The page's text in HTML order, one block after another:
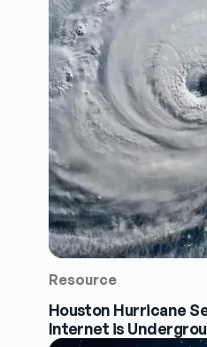
Resource
Houston Hurricane
Internet is